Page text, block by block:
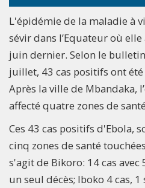
L'épidémie de la maladie à
sévir dans l’Equateur où
juin dernier. Selon le
juillet, 43 cas positifs ont été
Après la ville de Mbandaka,
affecté quatre zones de
Ces 43 cas positifs d'Ebola,
cinq zones de santé
s'agit de Bikoro: 14 cas avec
un seul décès; Iboko 4 cas,